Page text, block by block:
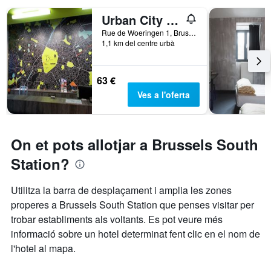
Urban City Centre Hostel
Rue de Woeringen 1, Brussel·les, Bèlgica
1,1 km del centre urbà
63 €
Ves a l'oferta
On et pots allotjar a Brussels South
Station?
Utilitza la barra de desplaçament i amplia les zones
properes a Brussels South Station que penses visitar per
trobar establiments als voltants. Es pot veure més
informació sobre un hotel determinat fent clic en el nom de
l'hotel al mapa.